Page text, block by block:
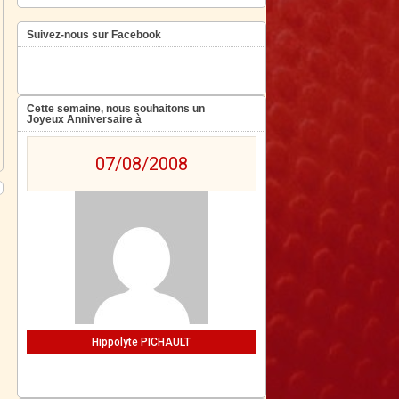
Suivez-nous sur Facebook
Cette semaine, nous souhaitons un
Joyeux Anniversaire à
07/08/2008
Hippolyte PICHAULT